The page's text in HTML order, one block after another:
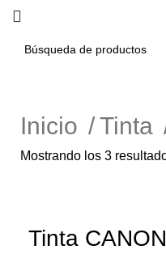
Inicio Tinta
Mostrando los 3
Tinta CANON